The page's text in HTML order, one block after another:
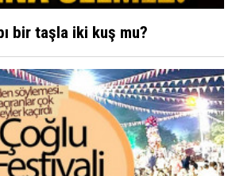
bir taşla iki kuş mu?